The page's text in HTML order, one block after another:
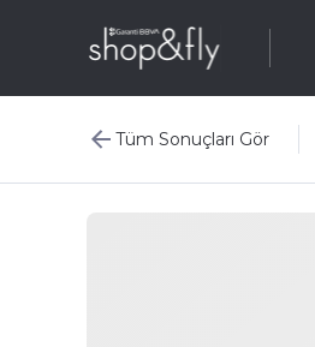
Tüm Sonuçları Gör